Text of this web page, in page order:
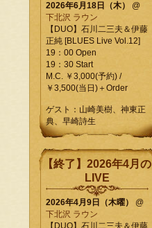
2026年6月18日（木）
@
下北沢 ラウン
【DUO】石川二三夫＆伊藤
正純 [BLUES Live Vol.12]
19：00 Open
19：30 Start
M.C. ￥3,000(予約) /
￥3,500(当日)＋Order
ゲスト：山崎美樹、神東正
典、早崎詩生
【終了】2026年4月の
LIVE
2026年4月9日（木曜）
@
下北沢 ラウン
【DUO】石川二三夫＆伊藤